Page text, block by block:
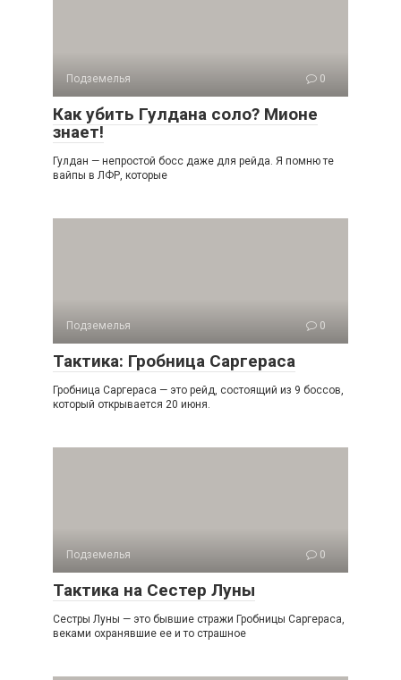
Подземелья 0
Как убить Гулдана соло? Мионе
знает!
Гулдан — непростой босс даже для рейда. Я помню те
вайпы в ЛФР, которые
Подземелья 0
Тактика: Гробница Саргераса
Гробница Саргераса — это рейд, состоящий из 9 боссов,
который открывается 20 июня.
Подземелья 0
Тактика на Сестер Луны
Сестры Луны — это бывшие стражи Гробницы Саргераса,
веками охранявшие ее и то страшное